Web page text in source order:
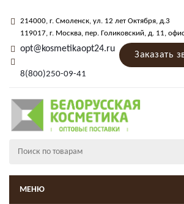
214000, г. Смоленск, ул. 12 лет Октября, д.3
119017, г. Москва, пер. Голиковский, д. 11,
opt@kosmetikaopt24.ru
8(800)250-09-41
Заказать
МЕНЮ